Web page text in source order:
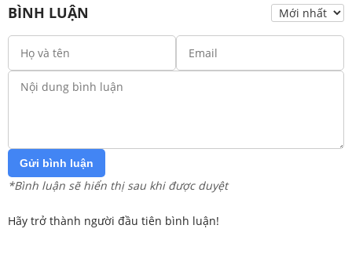
BÌNH LUẬN
Gửi bình luận
*Bình luận sẽ hiển thị sau khi được duyệt
Hãy trở thành người đầu tiên bình luận!